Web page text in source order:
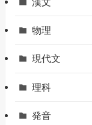
物理
現代文
理科
発音